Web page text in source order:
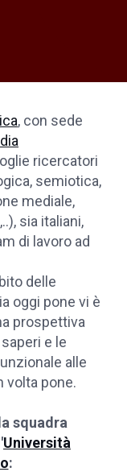
, con sede
ricercatori
semiotica,
mediale,
sia italiani,
di lavoro ad
delle
oggi pone vi è
prospettiva
e le
alle
volta pone.
squadra
Università
: